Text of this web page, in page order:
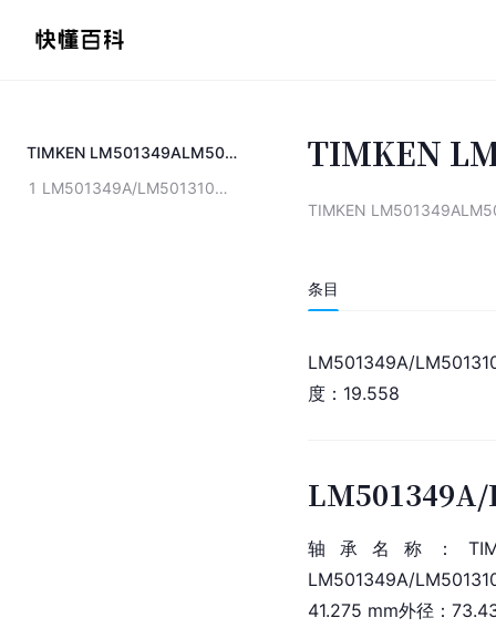
TIMKEN LM501349ALM501310轴承
1
LM501349A/LM501310轴承参数
TIMKEN
TIMKEN
条目
LM501349A/
度：19.558
LM501349A/
轴承名称：
LM501349A/
41.275 mm外径：